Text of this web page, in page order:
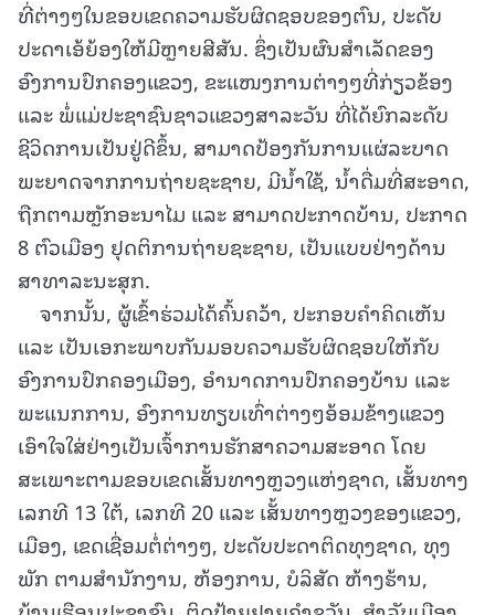
ທີ່ຕ່າງໆໃນຂອບເຂດຄວາມຮັບຜິດຊອບຂອງຕົນ, ປະດັບ
ປະດາເອ້ຍ້ອງໃຫ້ມີຫຼາຍສີສັນ. ຊຶ່ງເປັນຜົນສຳເລັດຂອງ
ອົງການປົກຄອງແຂວງ, ຂະແໜງການຕ່າງໆທີ່ກ່ຽວຂ້ອງ
ແລະ ພໍ່ແມ່ປະຊາຊົນຊາວແຂວງສາລະວັນ ທີ່ໄດ້ຍົກລະດັບ
ຊີວິດການເປັນຢູ່ດີຂຶ້ນ, ສາມາດປ້ອງກັນການແຜ່ລະບາດ
ພະຍາດຈາກການຖ່າຍຊະຊາຍ, ມີນ້ຳໃຊ້, ນ້ຳດື່ມທີ່ສະອາດ,
ຖືກຕາມຫຼັກອະນາໄມ ແລະ ສາມາດປະກາດບ້ານ, ປະກາດ
8 ຕົວເມືອງ ຢຸດຕິການຖ່າຍຊະຊາຍ, ເປັນແບບຢ່າງດ້ານ
ສາທາລະນະສຸກ.
ຈາກນັ້ນ, ຜູ້ເຂົ້າຮ່ວມໄດ້ຄົ້ນຄວ້າ, ປະກອບຄຳຄິດເຫັນ
ແລະ ເປັນເອກະພາບກັນມອບຄວາມຮັບຜິດຊອບໃຫ້ກັບ
ອົງການປົກຄອງເມືອງ, ອຳນາດການປົກຄອງບ້ານ ແລະ
ພະແນກການ, ອົງການທຽບເທົ່າຕ່າງໆອ້ອມຂ້າງແຂວງ
ເອົາໃຈໃສ່ຢ່າງເປັນເຈົ້າການຮັກສາຄວາມສະອາດ ໂດຍ
ສະເພາະຕາມຂອບເຂດເສັ້ນທາງຫຼວງແຫ່ງຊາດ, ເສັ້ນທາງ
ເລກທີ 13 ໃຕ້, ເລກທີ 20 ແລະ ເສັ້ນທາງຫຼວງຂອງແຂວງ,
ເມືອງ, ເຂດເຊື່ອມຕໍ່ຕ່າງໆ, ປະດັບປະດາຕິດທຸງຊາດ, ທຸງ
ພັກ ຕາມສຳນັກງານ, ຫ້ອງການ, ບໍລິສັດ ຫ້າງຮ້ານ,